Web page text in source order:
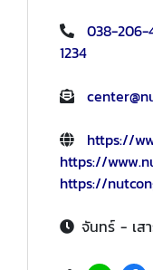
038-206-
1234
https://
https://
https://
จันทร์ - เส